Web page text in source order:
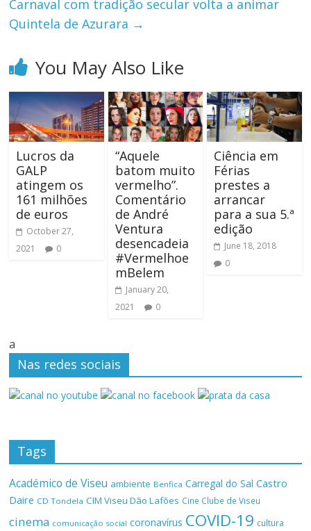
Carnaval com tradição secular volta a animar
Quintela de Azurara →
You May Also Like
Lucros da
GALP
atingem os
161 milhões
de euros
October 27,
2021
0
“Aquele
batom muito
vermelho”.
Comentário
de André
Ventura
desencadeia
#Vermelhoe
mBelem
January 20,
2021
0
Ciência em
Férias
prestes a
arrancar
para a sua 5.ª
edição
June 18, 2018
0
a
Nas redes sociais
Tags
Académico de Viseu ambiente Benfica Carregal do Sal Castro
Daire CD Tondela CIM Viseu Dão Lafões Cine Clube de Viseu
cinema comunicação social coronavírus COVID-19 cultura